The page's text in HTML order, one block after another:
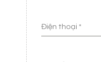
Điện thoại *